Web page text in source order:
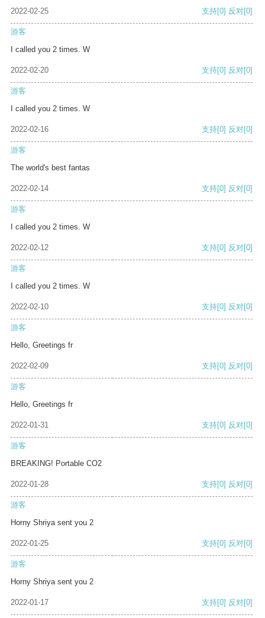
2022-02-25 支持[0] 反对[0]
游客
I called you 2 times. W
2022-02-20 支持[0] 反对[0]
游客
I called you 2 times. W
2022-02-16 支持[0] 反对[0]
游客
The world's best fantas
2022-02-14 支持[0] 反对[0]
游客
I called you 2 times. W
2022-02-12 支持[0] 反对[0]
游客
I called you 2 times. W
2022-02-10 支持[0] 反对[0]
游客
Hello, Greetings fr
2022-02-09 支持[0] 反对[0]
游客
Hello, Greetings fr
2022-01-31 支持[0] 反对[0]
游客
BREAKING! Portable CO2
2022-01-28 支持[0] 反对[0]
游客
Horny Shriya sent you 2
2022-01-25 支持[0] 反对[0]
游客
Horny Shriya sent you 2
2022-01-17 支持[0] 反对[0]